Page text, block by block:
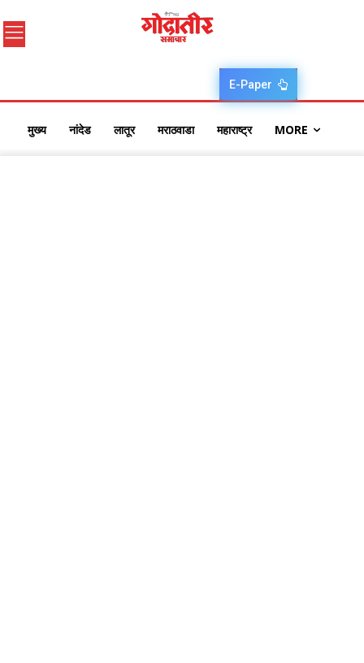
E-Paper
मुख्य नांदेड लातूर मराठवाडा महाराष्ट्र MORE